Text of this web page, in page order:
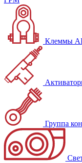
Клеммы
Группа